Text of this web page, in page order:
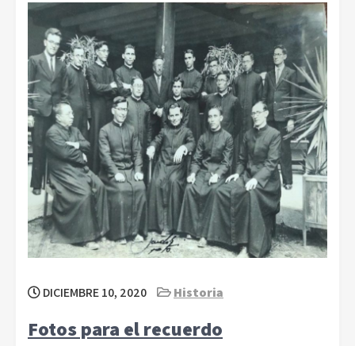
DICIEMBRE 10, 2020 Historia
Fotos para el recuerdo